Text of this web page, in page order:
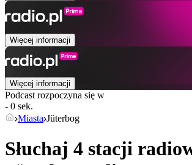
Więcej informacji
Więcej informacji
Podcast rozpoczyna się w
- 0 sek.
Miasta Jüterbog
Słuchaj 4 stacji